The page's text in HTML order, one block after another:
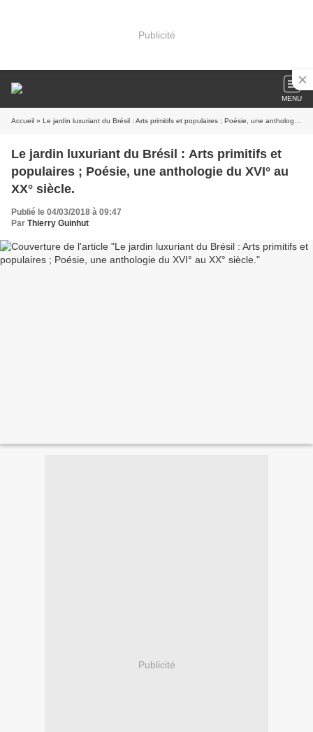
Publicité
MENU
Accueil » Le jardin luxuriant du Brésil : Arts primitifs et populaires ; Poésie, une anthologie du XVI° au XX° siècle.
Le jardin luxuriant du Brésil : Arts primitifs et
populaires ; Poésie, une anthologie du XVI° au
XX° siècle.
Publié le 04/03/2018 à 09:47
Par Thierry Guinhut
Publicité